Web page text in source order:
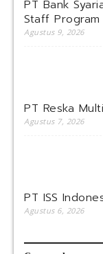
PT Bank
Staff
Agustus 9, 2026
PT Reska
Agustus 7, 2026
PT ISS
Agustus 6, 2026